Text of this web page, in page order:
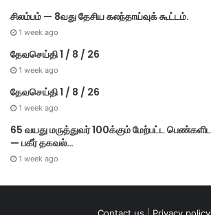
சிலம்பம் — 8வது தேசிய கலந்தாய்வுக் கூட்டம்.
1 week ago
தேவசெய்தி 1 / 8 / 26
1 week ago
தேவசெய்தி 1 / 8 / 26
1 week ago
65 வயது மருத்துவர் 100க்கும் மேற்பட்ட
— பகீர் தகவல்…
1 week ago
Contact us Privacy policy